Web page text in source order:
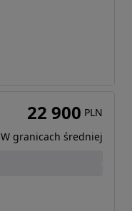
22 900 PLN
W granicach średniej